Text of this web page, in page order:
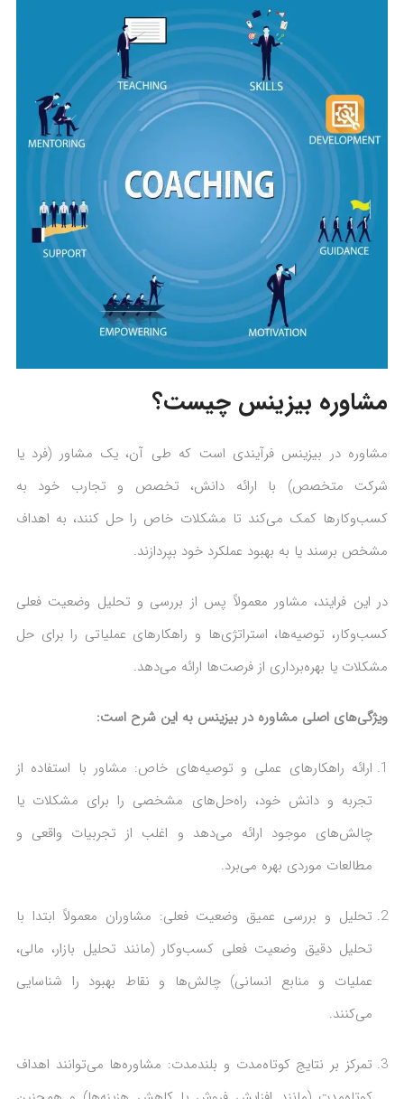
مشاوره بیزینس چیست؟
مشاوره در بیزینس فرآیندی است که طی آن، یک مشاور (فرد یا
شرکت متخصص) با ارائه دانش، تخصص و تجارب خود به
کسب‌وکارها کمک می‌کند تا مشکلات خاص را حل کنند، به اهداف
مشخص برسند یا به بهبود عملکرد خود بپردازند.
در این فرایند، مشاور معمولاً پس از بررسی و تحلیل وضعیت فعلی
کسب‌وکار، توصیه‌ها، استراتژی‌ها و راهکارهای عملیاتی را برای حل
مشکلات یا بهره‌برداری از فرصت‌ها ارائه می‌دهد.
ویژگی‌های اصلی مشاوره در بیزینس به این شرح است:
ارائه راهکارهای عملی و توصیه‌های خاص: مشاور با استفاده از
تجربه و دانش خود، راه‌حل‌های مشخصی را برای مشکلات یا
چالش‌های موجود ارائه می‌دهد و اغلب از تجربیات واقعی و
مطالعات موردی بهره می‌برد.
تحلیل و بررسی عمیق وضعیت فعلی: مشاوران معمولاً ابتدا با
تحلیل دقیق وضعیت فعلی کسب‌وکار (مانند تحلیل بازار، مالی،
عملیات و منابع انسانی) چالش‌ها و نقاط بهبود را شناسایی
می‌کنند.
تمرکز بر نتایج کوتاه‌مدت و بلندمدت: مشاوره‌ها می‌توانند اهداف